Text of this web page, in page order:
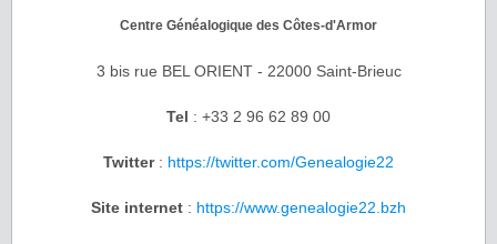
Centre Généalogique des Côtes-d'Armor
3 bis rue BEL ORIENT - 22000 Saint-Brieuc
Tel : +33 2 96 62 89 00
Twitter: https://twitter.com/Genealogie22
Site internet : https://www.genealogie22.bzh